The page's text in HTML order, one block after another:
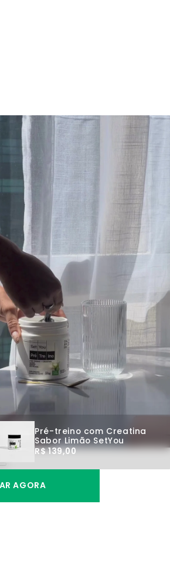
Pré-treino com Creatina
Sabor Limão SetYou
R$ 139,00
AGORA